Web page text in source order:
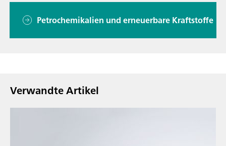
Petrochemikalien und erneuerbare Kraftstoffe
Verwandte Artikel